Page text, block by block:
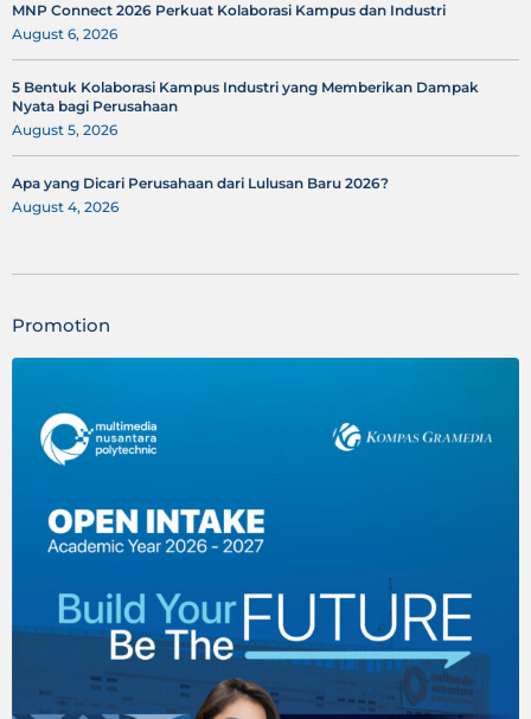
MNP Connect 2026 Perkuat Kolaborasi Kampus dan Industri
August 6, 2026
5 Bentuk Kolaborasi Kampus Industri yang Memberikan Dampak
Nyata bagi Perusahaan
August 5, 2026
Apa yang Dicari Perusahaan dari Lulusan Baru 2026?
August 4, 2026
Promotion